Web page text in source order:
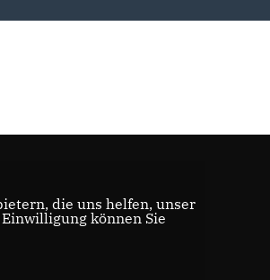
die uns helfen, unser
können Sie